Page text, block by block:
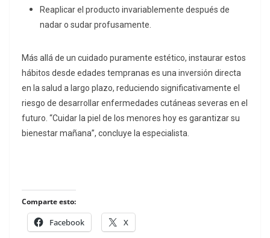
Reaplicar el producto invariablemente después de
nadar o sudar profusamente.
Más allá de un cuidado puramente estético, instaurar estos
hábitos desde edades tempranas es una inversión directa
en la salud a largo plazo, reduciendo significativamente el
riesgo de desarrollar enfermedades cutáneas severas en el
futuro. “Cuidar la piel de los menores hoy es garantizar su
bienestar mañana”, concluye la especialista.
Comparte esto:
Facebook X